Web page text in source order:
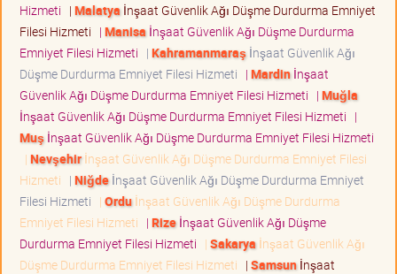
Hizmeti | Malatya İnşaat Güvenlik Ağı Düşme Durdurma Emniyet
Filesi Hizmeti | Manisa İnşaat Güvenlik Ağı Düşme Durdurma
Emniyet Filesi Hizmeti | Kahramanmaraş İnşaat Güvenlik Ağı
Düşme Durdurma Emniyet Filesi Hizmeti | Mardinİnşaat
Güvenlik Ağı Düşme Durdurma Emniyet Filesi Hizmeti | Muğla
İnşaat Güvenlik Ağı Düşme Durdurma Emniyet Filesi Hizmeti |
Muş İnşaat Güvenlik Ağı Düşme Durdurma Emniyet Filesi Hizmeti
| Nevşehirİnşaat Güvenlik Ağı Düşme Durdurma Emniyet Filesi
Hizmeti | Niğdeİnşaat Güvenlik Ağı Düşme Durdurma Emniyet
Filesi Hizmeti | Orduİnşaat Güvenlik Ağı Düşme Durdurma
Emniyet Filesi Hizmeti | Rizeİnşaat Güvenlik Ağı Düşme
Durdurma Emniyet Filesi Hizmeti | Sakarya İnşaat Güvenlik Ağı
Düşme Durdurma Emniyet Filesi Hizmeti | Samsunİnşaat